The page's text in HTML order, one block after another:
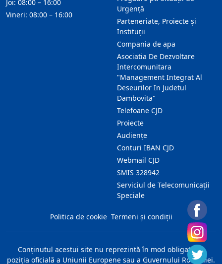
Urgență
Parteneriate, Proiecte și
Instituții
Compania de apa
Asociatia De Dezvoltare
Intercomunitara
"Management Integrat Al
Deseurilor In Judetul
Dambovita"
Telefoane CJD
Proiecte
Audienţe
Conturi IBAN CJD
Webmail CJD
SMIS 328942
Serviciul de Telecomunicații
Speciale
Joi: 08:00 – 16:00
Vineri: 08:00 – 16:00
Politica de cookie Termeni și condiții
Conţinutul acestui site nu reprezintă în mod obligatoriu
poziţia oficială a Uniunii Europene sau a Guvernului României.